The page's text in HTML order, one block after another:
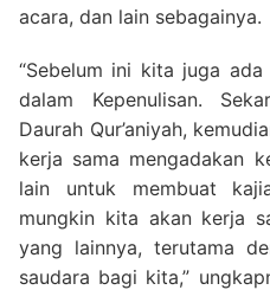
acara, dan lain sebagainya.
“Sebelum ini kita juga
dalam Kepenulisan.
Daurah Qur’aniyah,
kerja sama mengadakan
lain untuk membuat
mungkin kita akan kerja
yang lainnya, terutama
saudara bagi kita,”